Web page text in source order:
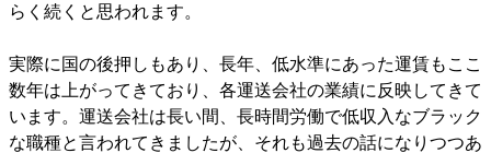
らく続くと思われます。
実際に国の後押しもあり、長年、低水準にあった運賃もここ
数年は上がってきており、各運送会社の業績に反映してきて
います。運送会社は長い間、長時間労働で低収入なブラック
な職種と言われてきましたが、それも過去の話になりつつあ